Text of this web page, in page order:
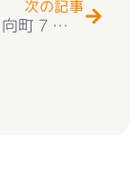
次の記事
★お知らせ★スマート・ワンシティ甲府市向町７号棟『Ｚ空調』の家 新築建売住宅好評販売中(^^♪